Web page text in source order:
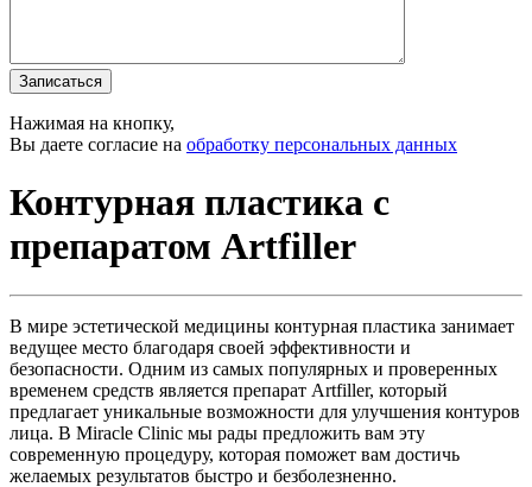
Записаться
Нажимая на кнопку,
Вы даете согласие на обработку персональных данных
Контурная пластика с
препаратом Artfiller
В мире эстетической медицины контурная пластика занимает
ведущее место благодаря своей эффективности и
безопасности. Одним из самых популярных и проверенных
временем средств является препарат Artfiller, который
предлагает уникальные возможности для улучшения контуров
лица. В Miracle Clinic мы рады предложить вам эту
современную процедуру, которая поможет вам достичь
желаемых результатов быстро и безболезненно.